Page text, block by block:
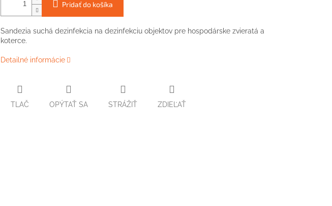
Pridať do košíka
Sandezia suchá dezinfekcia na dezinfekciu objektov pre hospodárske zvieratá a
koterce.
Detailné informácie
TLAČ OPÝTAŤ SA STRÁŽIŤ ZDIEĽAŤ